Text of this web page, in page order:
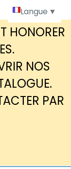
HONORER
NOS
PAR
Langue ▼